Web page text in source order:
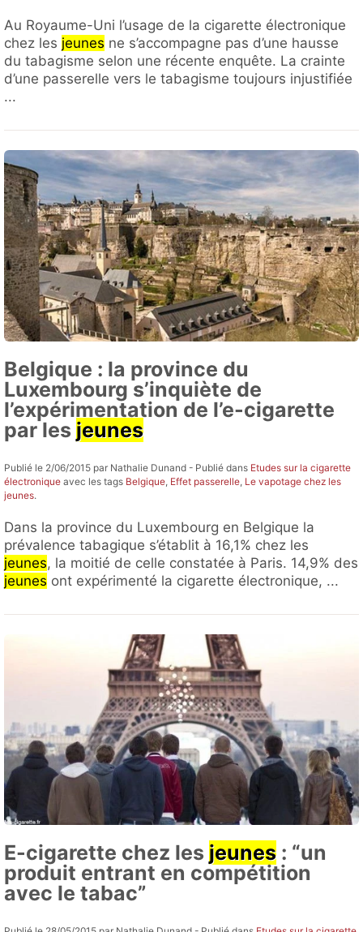
Au Royaume-Uni l’usage de la cigarette électronique
chez les jeunes ne s’accompagne pas d’une hausse
du tabagisme selon une récente enquête. La crainte
d’une passerelle vers le tabagisme toujours injustifiée
...
Belgique : la province du
Luxembourg s’inquiète de
l’expérimentation de l’e-cigarette
par les jeunes
Publié le 2/06/2015 par Nathalie Dunand - Publié dans Etudes sur la cigarette
électronique avec les tags Belgique Effet passerelle Le vapotage chez les
jeunes.
Dans la province du Luxembourg en Belgique la
prévalence tabagique s’établit à 16,1% chez les
jeunes, la moitié de celle constatée à Paris. 14,9% des
jeunes ont expérimenté la cigarette électronique, ...
E-cigarette chez les jeunes : “un
produit entrant en compétition
avec le tabac”